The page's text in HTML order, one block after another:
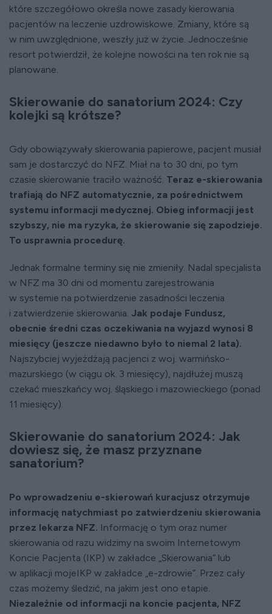
które szczegółowo określa nowe zasady kierowania
pacjentów na leczenie uzdrowiskowe. Zmiany, które są
w nim uwzględnione, weszły już w życie. Jednocześnie
resort potwierdził, że kolejne nowości na ten rok nie są
planowane.
Skierowanie do sanatorium 2024: Czy
kolejki są krótsze?
Gdy obowiązywały skierowania papierowe, pacjent musiał
sam je dostarczyć do NFZ. Miał na to 30 dni, po tym
czasie skierowanie traciło ważność. Teraz e-skierowania
trafiają do NFZ automatycznie, za pośrednictwem
systemu informacji medycznej. Obieg informacji jest
szybszy, nie ma ryzyka, że skierowanie się zapodzieje.
To usprawnia procedurę.
Jednak formalne terminy się nie zmieniły. Nadal specjalista
w NFZ ma 30 dni od momentu zarejestrowania
w systemie na potwierdzenie zasadności leczenia
i zatwierdzenie skierowania. Jak podaje Fundusz,
obecnie średni czas oczekiwania na wyjazd wynosi 8
miesięcy (jeszcze niedawno było to niemal 2 lata).
Najszybciej wyjeżdżają pacjenci z woj. warmińsko-
mazurskiego (w ciągu ok. 3 miesięcy), najdłużej muszą
czekać mieszkańcy woj. śląskiego i mazowieckiego (ponad
11 miesięcy).
Skierowanie do sanatorium 2024: Jak
dowiesz się, że masz przyznane
sanatorium?
Po wprowadzeniu e-skierowań kuracjusz otrzymuje
informację natychmiast po zatwierdzeniu skierowania
przez lekarza NFZ. Informację o tym oraz numer
skierowania od razu widzimy na swoim Internetowym
Koncie Pacjenta (IKP) w zakładce „Skierowania” lub
w aplikacji mojeIKP w zakładce „e-zdrowie”. Przez cały
czas możemy śledzić, na jakim jest ono etapie.
Niezależnie od informacji na koncie pacjenta, NFZ